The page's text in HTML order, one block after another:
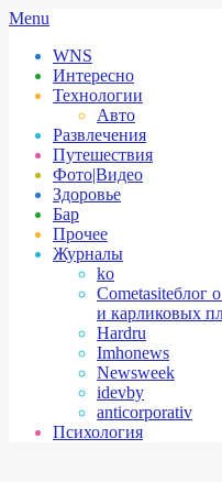
Skip
content
Secondary
Menu
Menu
WNS
Интересно
Технологии
Авто
Развлечения
Путешествия
Фото|Видео
Здоровье
Бар
Прочее
Журналы
ko
Cometasiteблог
и карликовых
Hardru
Imhonews
Newsweek
idevby
anticorporativ
Психология